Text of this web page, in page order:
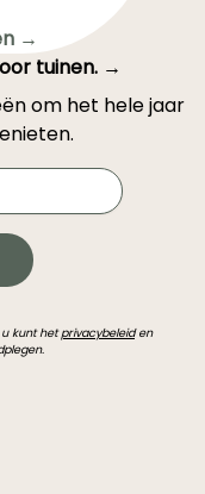
→
tuinen. →
om het hele jaar
u kunt hetprivacybeleiden